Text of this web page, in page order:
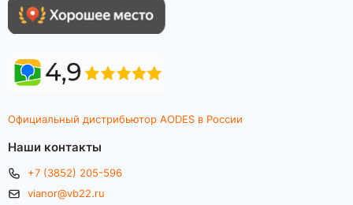
Официальный дистрибьютор AODES в России
Наши контакты
+7 (3852) 205-596
vianor@vb22.ru